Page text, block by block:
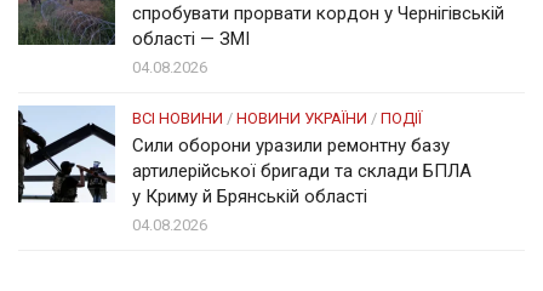
спробувати прорвати кордон у Чернігівській
області — ЗМІ
04.08.2026
ВСІ НОВИНИ / НОВИНИ УКРАЇНИ / ПОДІЇ
Сили оборони уразили ремонтну базу
артилерійської бригади та склади БПЛА
у Криму й Брянській області
04.08.2026